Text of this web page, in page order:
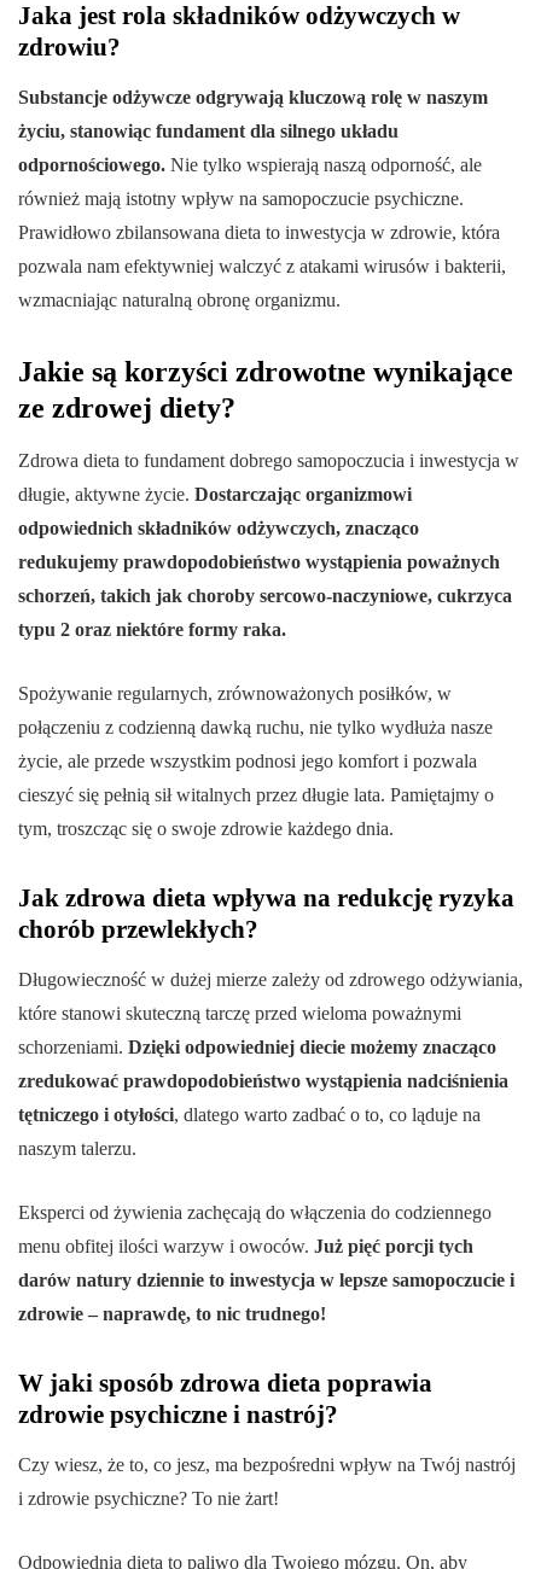
Jaka jest rola składników odżywczych w
zdrowiu?
Substancje odżywcze odgrywają kluczową rolę w naszym
życiu, stanowiąc fundament dla silnego układu
odpornościowego. Nie tylko wspierają naszą odporność, ale
również mają istotny wpływ na samopoczucie psychiczne.
Prawidłowo zbilansowana dieta to inwestycja w zdrowie, która
pozwala nam efektywniej walczyć z atakami wirusów i bakterii,
wzmacniając naturalną obronę organizmu.
Jakie są korzyści zdrowotne wynikające
ze zdrowej diety?
Zdrowa dieta to fundament dobrego samopoczucia i inwestycja w
długie, aktywne życie. Dostarczając organizmowi
odpowiednich składników odżywczych, znacząco
redukujemy prawdopodobieństwo wystąpienia poważnych
schorzeń, takich jak choroby sercowo-naczyniowe, cukrzyca
typu 2 oraz niektóre formy raka.
Spożywanie regularnych, zrównoważonych posiłków, w
połączeniu z codzienną dawką ruchu, nie tylko wydłuża nasze
życie, ale przede wszystkim podnosi jego komfort i pozwala
cieszyć się pełnią sił witalnych przez długie lata. Pamiętajmy o
tym, troszcząc się o swoje zdrowie każdego dnia.
Jak zdrowa dieta wpływa na redukcję ryzyka
chorób przewlekłych?
Długowieczność w dużej mierze zależy od zdrowego odżywiania,
które stanowi skuteczną tarczę przed wieloma poważnymi
schorzeniami. Dzięki odpowiedniej diecie możemy znacząco
zredukować prawdopodobieństwo wystąpienia nadciśnienia
tętniczego i otyłości, dlatego warto zadbać o to, co ląduje na
naszym talerzu.
Eksperci od żywienia zachęcają do włączenia do codziennego
menu obfitej ilości warzyw i owoców. Już pięć porcji tych
darów natury dziennie to inwestycja w lepsze samopoczucie i
zdrowie – naprawdę, to nic trudnego!
W jaki sposób zdrowa dieta poprawia
zdrowie psychiczne i nastrój?
Czy wiesz, że to, co jesz, ma bezpośredni wpływ na Twój nastrój
i zdrowie psychiczne? To nie żart!
Odpowiednia dieta to paliwo dla Twojego mózgu. On, aby